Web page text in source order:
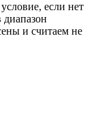
если нет
диапазон
и считаем не